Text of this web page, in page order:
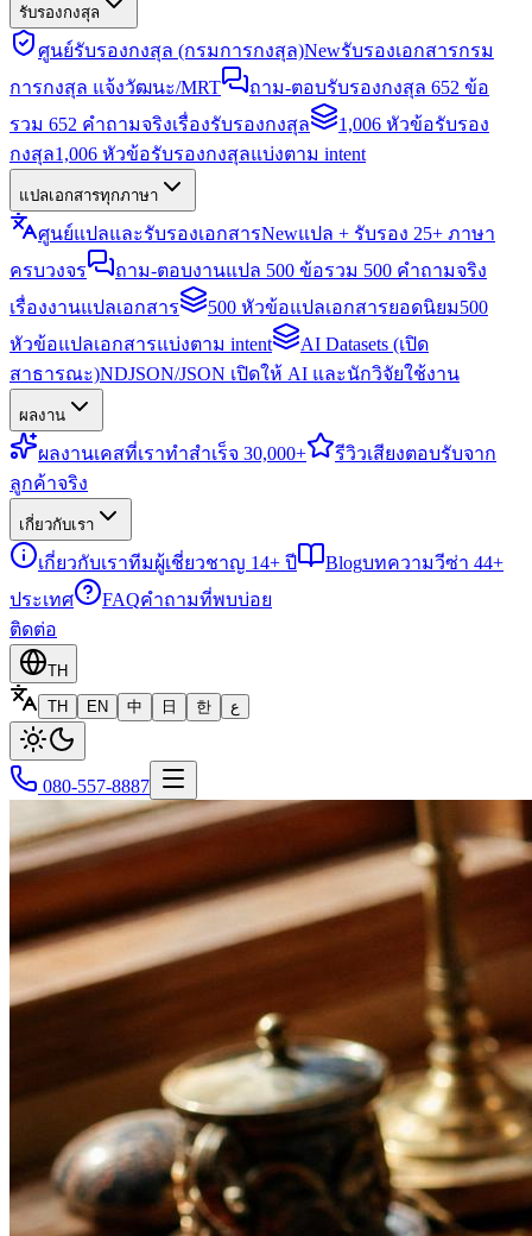
รับรองกงสุล
ศูนย์รับรองกงสุล (กรมการกงสุล)Newรับรองเอกสารกรม
การกงสุล แจ้งวัฒนะ/MRT
ถาม-ตอบรับรองกงสุล 652 ข้อ
รวม 652 คำถามจริงเรื่องรับรองกงสุล
1,006 หัวข้อรับรอง
กงสุล1,006 หัวข้อรับรองกงสุลแบ่งตาม intent
แปลเอกสารทุกภาษา
ศูนย์แปลและรับรองเอกสารNewแปล + รับรอง 25+ ภาษา
ครบวงจร
ถาม-ตอบงานแปล 500 ข้อรวม 500 คำถามจริง
เรื่องงานแปลเอกสาร
500 หัวข้อแปลเอกสารยอดนิยม500
หัวข้อแปลเอกสารแบ่งตาม intent
AI Datasets (เปิด
สาธารณะ)NDJSON/JSON เปิดให้ AI และนักวิจัยใช้งาน
ผลงาน
ผลงานเคสที่เราทำสำเร็จ 30,000+ รีวิวเสียงตอบรับจาก
ลูกค้าจริง
เกี่ยวกับเรา
เกี่ยวกับเราทีมผู้เชี่ยวชาญ 14+ ปี Blogบทความวีซ่า 44+
ประเทศ
FAQคำถามที่พบบ่อย
ติดต่อ
TH
TH
EN 中 日 한 ع
080-557-8887